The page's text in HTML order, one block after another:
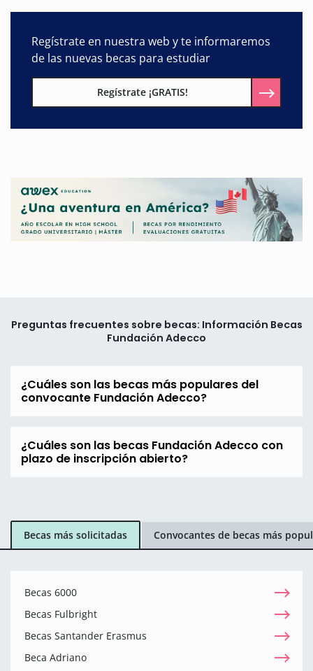
colaboradoras, la Fundación Adecco ayuda a desarrollar el
nivel de empleabilidad de los estudiantes con discapacidad y
Regístrate en nuestra web y te informaremos
de las nuevas becas para estudiar
Regístrate ¡GRATIS!
Preguntas frecuentes sobre becas: Información Becas
Fundación Adecco
¿Cuáles son las becas más populares del
convocante Fundación Adecco?
¿Cuáles son las becas Fundación Adecco con
plazo de inscripción abierto?
Becas más solicitadas Convocantes de becas más
Becas 6000
Becas Fulbright
Becas Santander Erasmus
Beca Adriano